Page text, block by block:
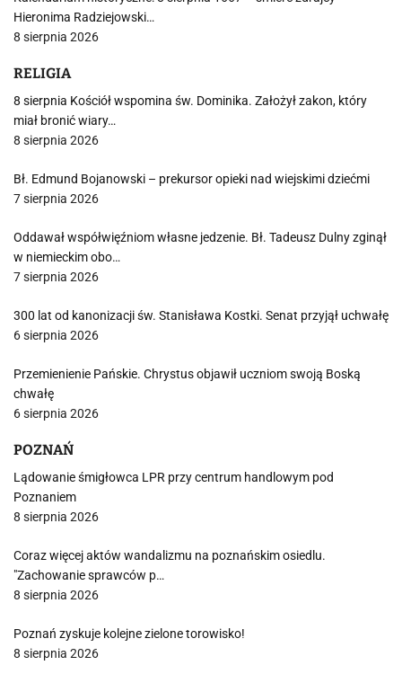
Hieronima Radziejowski…
8 sierpnia 2026
RELIGIA
8 sierpnia Kościół wspomina św. Dominika. Założył zakon, który
miał bronić wiary…
8 sierpnia 2026
Bł. Edmund Bojanowski – prekursor opieki nad wiejskimi dziećmi
7 sierpnia 2026
Oddawał współwięźniom własne jedzenie. Bł. Tadeusz Dulny zginął
w niemieckim obo…
7 sierpnia 2026
300 lat od kanonizacji św. Stanisława Kostki. Senat przyjął uchwałę
6 sierpnia 2026
Przemienienie Pańskie. Chrystus objawił uczniom swoją Boską
chwałę
6 sierpnia 2026
POZNAŃ
Lądowanie śmigłowca LPR przy centrum handlowym pod
Poznaniem
8 sierpnia 2026
Coraz więcej aktów wandalizmu na poznańskim osiedlu.
"Zachowanie sprawców p…
8 sierpnia 2026
Poznań zyskuje kolejne zielone torowisko!
8 sierpnia 2026